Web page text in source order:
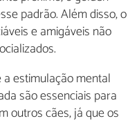
padrão. Além disso, o
e amigáveis não
estimulação mental
são essenciais para
outros cães, já que os